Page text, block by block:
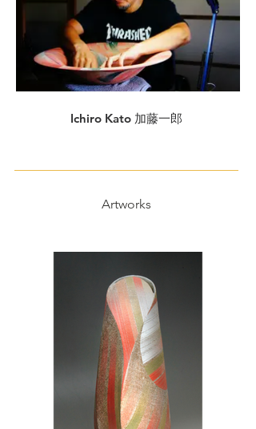
Ichiro Kato 加藤一郎
Artworks